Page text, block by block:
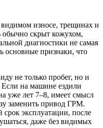
износе, трещинах и
обычно скрыт кожухом,
диагностики не самая
основные признаки, что
не только пробег, но и
на машине ездили
уже лет 7–8, имеет смысл
заменить привод ГРМ.
эксплуатации, после
даже без видимых